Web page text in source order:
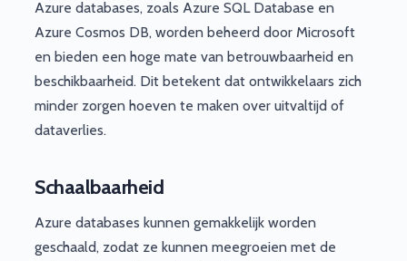
Azure databases, zoals Azure SQL Database en
Azure Cosmos DB, worden beheerd door Microsoft
en bieden een hoge mate van betrouwbaarheid en
beschikbaarheid. Dit betekent dat ontwikkelaars zich
minder zorgen hoeven te maken over uitvaltijd of
dataverlies.
Schaalbaarheid
Azure databases kunnen gemakkelijk worden
geschaald, zodat ze kunnen meegroeien met de